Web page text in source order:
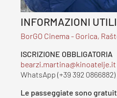
INFORMAZIONI UTILI
BorGO Cinema - Gorica,
ISCRIZIONE OBBLIGATORIA
WhatsApp (+39 392 0866882)
Le passeggiate sono